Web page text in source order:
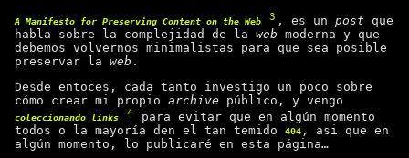
A Manifesto for Preserving Content on the Web 3 , es un post que
habla sobre la complejidad de la web moderna y que
debemos volvernos minimalistas para que sea posible
preservar la web .
Desde entoces, cada tanto investigo un poco sobre
cómo crear mi propio archive público, y vengo
coleccionando links 4
para evitar que en algún momento
todos o la mayoría den el tan temido
404 , asi que en
algún momento, lo publicaré en esta página…